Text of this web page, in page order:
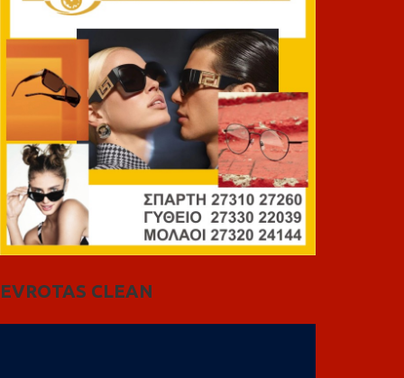
EVROTAS CLEAN